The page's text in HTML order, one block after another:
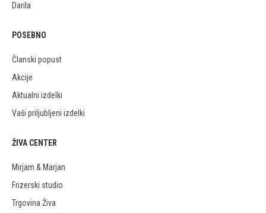
Darila
POSEBNO
Članski popust
Akcije
Aktualni izdelki
Vaši priljubljeni izdelki
ŽIVA CENTER
Mirjam & Marjan
Frizerski studio
Trgovina Živa